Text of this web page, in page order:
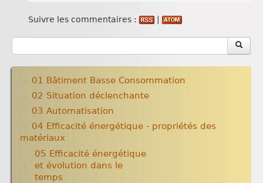
Suivre les commentaires :
01 Bâtiment Basse Consommation
02 Situation déclenchante
03 Automatisation
04 Efficacité énergétique - propriétés des
matériaux
05 Efficacité énergétique
et évolution dans le
temps